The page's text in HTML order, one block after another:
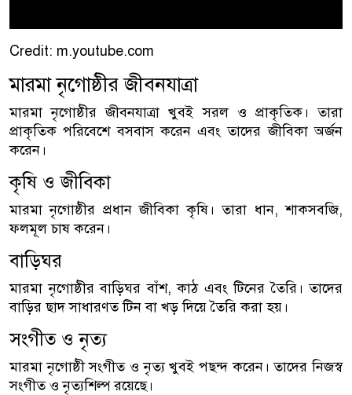
Credit: m.youtube.com
মারমা নৃগোষ্ঠীর জীবনযাত্রা
মারমা নৃগোষ্ঠীর জীবনযাত্রা খুবই সরল ও প্রাকৃতিক। তারা
প্রাকৃতিক পরিবেশে বসবাস করেন এবং তাদের জীবিকা অর্জন
করেন।
কৃষি ও জীবিকা
মারমা নৃগোষ্ঠীর প্রধান জীবিকা কৃষি। তারা ধান, শাকসবজি,
ফলমূল চাষ করেন।
বাড়িঘর
মারমা নৃগোষ্ঠীর বাড়িঘর বাঁশ, কাঠ এবং টিনের তৈরি। তাদের
বাড়ির ছাদ সাধারণত টিন বা খড় দিয়ে তৈরি করা হয়।
সংগীত ও নৃত্য
মারমা নৃগোষ্ঠী সংগীত ও নৃত্য খুবই পছন্দ করেন। তাদের নিজস্ব
সংগীত ও নৃত্যশিল্প রয়েছে।